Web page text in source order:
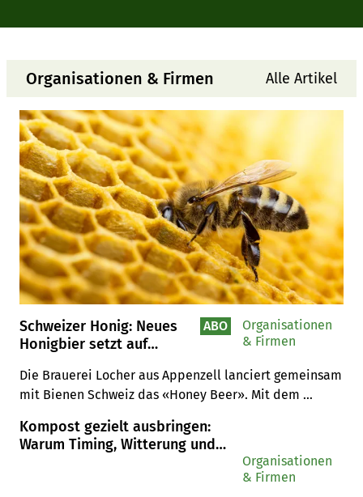
Schweiz
Organisationen & Firmen Alle Artikel
Schweizer Honig: Neues
Honigbier setzt auf
Goldsiegel-Qualität
Die Brauerei Locher aus Appenzell lanciert gemeinsam
mit Bienen Schweiz das «Honey Beer». Mit dem
werden.
ABO
Organisationen
& Firmen
Kompost gezielt ausbringen:
Warum Timing, Witterung und
Organisationen
& Firmen